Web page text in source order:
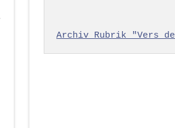
Archiv Rubrik "Vers